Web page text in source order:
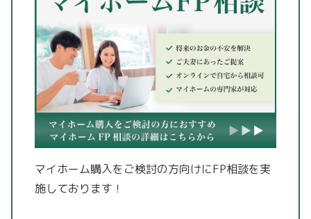
マイホーム購入をご検討の方向けにFP相談を実
施しております！